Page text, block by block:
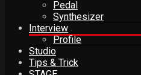
Pedal
Synthesizer
Interview
Profile
Studio
Tips & Trick